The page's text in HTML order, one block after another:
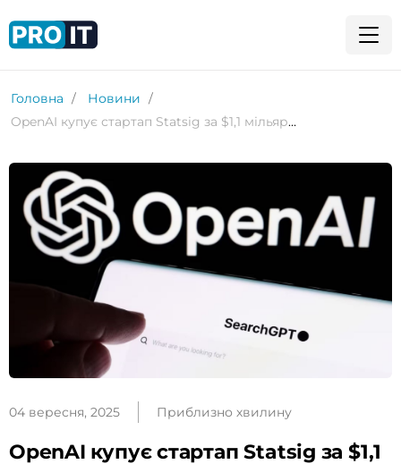
Головна
Новини
OpenAI купує стартап Statsig за $1,1 мільярда
04 вересня, 2025 Приблизно хвилину
OpenAI купує стартап Statsig за $1,1